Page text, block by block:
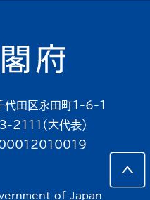
田区永田町1-6-1
（大代表）
of Japan